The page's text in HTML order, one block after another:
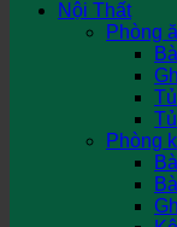
Nội Thất
Phòng
Phòng